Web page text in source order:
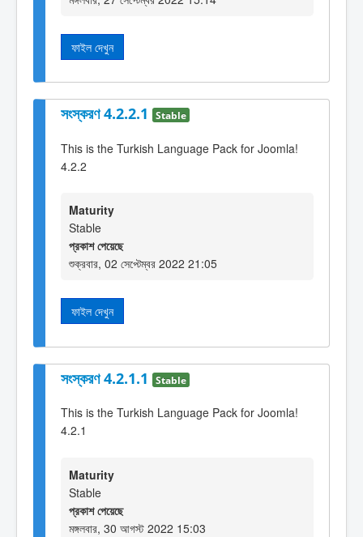
ফাইল দেখুন
সংস্করণ 4.2.2.1 Stable
This is the Turkish Language Pack for Joomla!
4.2.2
Maturity
Stable
প্রকাশ পেয়েছে
শুক্রবার, 02 সেপ্টেম্বর 2022 21:05
ফাইল দেখুন
সংস্করণ 4.2.1.1 Stable
This is the Turkish Language Pack for Joomla!
4.2.1
Maturity
Stable
প্রকাশ পেয়েছে
মঙ্গলবার, 30 আগস্ট 2022 15:03